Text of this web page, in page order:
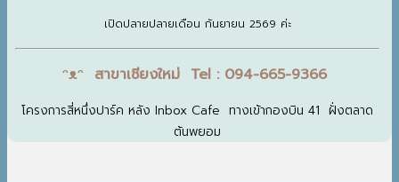
เปิดปลายปลายเดือน กันยายน 2569 ค่ะ
ᵔᴥᵔ สาขาเชียงใหม่ Tel : 094-665-9366
โครงการสี่หนึ่งปาร์ค หลัง Inbox Cafe ทางเข้ากองบิน 41 ฝั่งตลาด
ต้นพยอม